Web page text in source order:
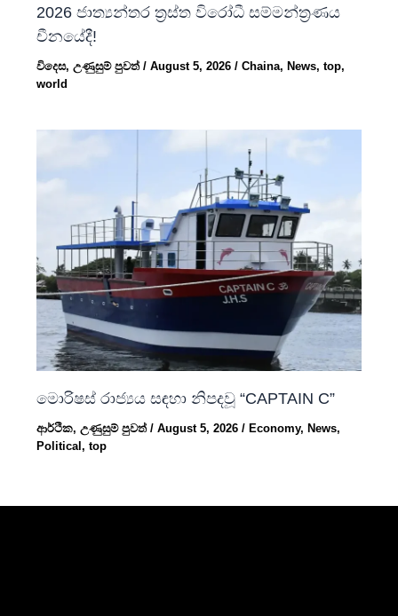
2026 ජාත්‍යන්තර ත්‍රස්ත විරෝධී සම්මන්ත්‍රණය
චීනයේදී!
විදෙස,උණුසුම් පුවත්/August 5, 2026/Chaina, News,top,
world
මොරිෂස් රාජ්‍යය සඳහා නිපදවූ “CAPTAIN C”
ආර්ථික,උණුසුම් පුවත්/August 5, 2026/Economy,News,
Political,top